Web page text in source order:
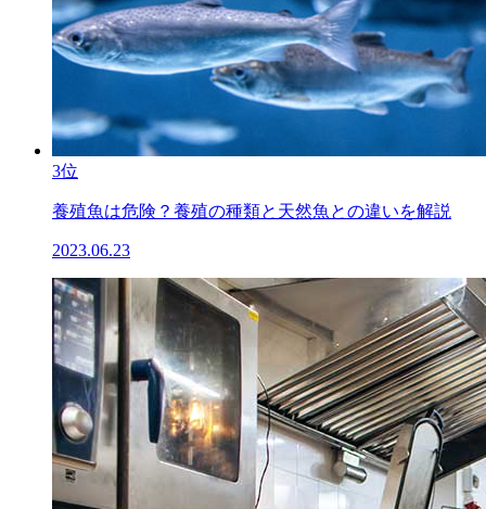
3位
養殖魚は危険？養殖の種類と天然魚との違いを解説
2023.06.23